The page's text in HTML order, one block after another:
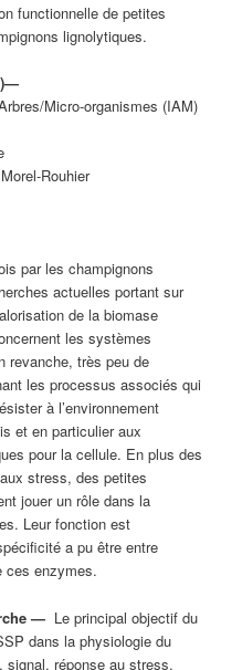
functionnelle de petites
lignolytiques.
Micro-organismes (IAM)
Rouhier
par les champignons
actuelles portant sur
de la biomase
les systèmes
revanche, très peu de
les processus associés qui
à l’environnement
et en particulier aux
pour la cellule. En plus des
stress, des petites
jouer un rôle dans la
Leur fonction est
a pu être entre
ces enzymes.
— Le principal objectif du
dans la physiologie du
signal, réponse au stress,